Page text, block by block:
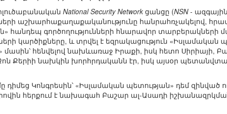
National Security Network ցանցը (NSN-
աշխարհաքաղաքականությունը հանրահռչակելով,
հանդեպ գործողությունների հնարավոր տարբերակների
կարծիքները, և տրվել է եզրակացություն «Իսլամական
մասին՝ հենվելով նախևառաջ Իրաքի, իսկ հետո Սիրիայի,
Ջոն Քերիի նախկին խորհրդականն էր, իսկ այսօր
Կոնգրեսին՝ «Իսլամական պետության» դեմ զինված
հերքում է նախագահ Բաշար ալ-Ասադի